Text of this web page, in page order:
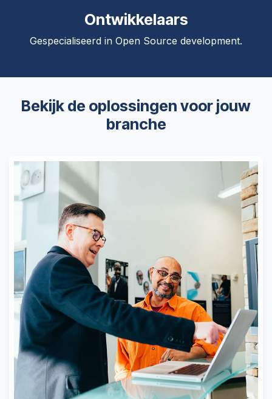
Ontwikkelaars
Gespecialiseerd in Open Source development.
Bekijk de oplossingen voor jouw
branche